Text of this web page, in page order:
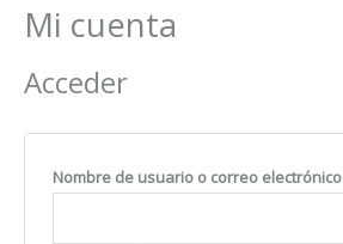
Mi cuenta
Acceder
Nombre de usuario o correo electrónico
Obligatorio